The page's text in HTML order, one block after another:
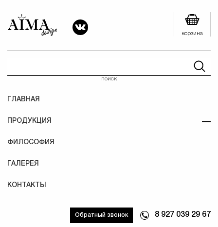
корзина
поиск
ГЛАВНАЯ
ПРОДУКЦИЯ
ФИЛОСОФИЯ
ГАЛЕРЕЯ
КОНТАКТЫ
8 927 039 29 67
Обратный звонок